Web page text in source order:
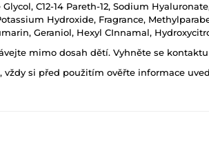
C12-14 Pareth-12, Sodium
Hydroxide, Fragrance,
Geraniol, Hexyl CInnamal,
mimo dosah dětí. Vyhněte se
vždy si před použitím ověřte informace